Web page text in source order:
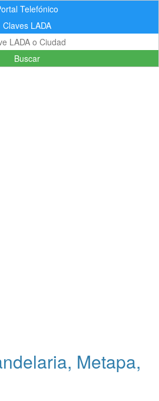
Telefónico
Claves LADA
Buscar
Metapa,